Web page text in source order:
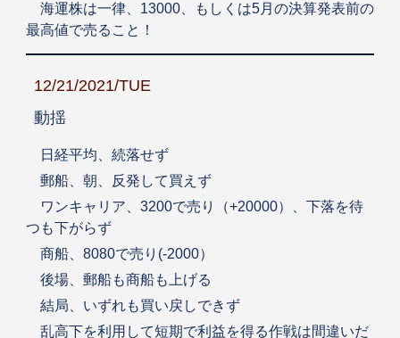
海運株は一律、13000、もしくは5月の決算発表前の
最高値で売ること！
12/21/2021/TUE
動揺
日経平均、続落せず
郵船、朝、反発して買えず
ワンキャリア、3200で売り（+20000）、下落を待
つも下がらず
商船、8080で売り(-2000）
後場、郵船も商船も上げる
結局、いずれも買い戻しできず
乱高下を利用して短期で利益を得る作戦は間違いだ